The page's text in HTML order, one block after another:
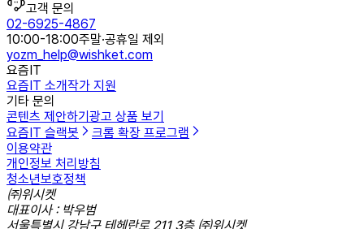
고객 문의
02-6925-4867
10:00-18:00주말·공휴일 제외
yozm_help@wishket.com
요즘IT
요즘IT 소개작가 지원
기타 문의
콘텐츠 제안하기 광고 상품 보기
요즘IT 슬랙봇
크롬 확장 프로그램
이용약관
개인정보 처리방침
청소년보호정책
㈜위시켓
대표이사 : 박우범
서울특별시 강남구 테헤란로 211 3층 ㈜위시켓